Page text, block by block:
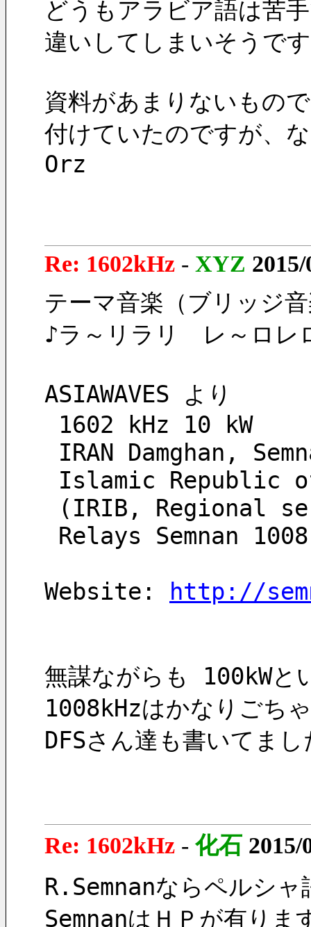
どうもアラビア語は苦
違いしてしまいそうで
資料があまりないもの
付けていたのですが、
Orz
Re: 1602kHz - XYZ
テーマ音楽（ブリッジ
♪ラ～リラリ　レ～ロレ
ASIAWAVES より
1602 kHz 10 kW
IRAN Damghan,
Islamic Republic
Relays Semnan
Website:
http://
無謀ながらも 100kWと
1008kHzはかなりごち
DFSさん達も書いてま
Re: 1602kHz - 化石
R.Semnanならペルシ
SemnanはＨＰが有り